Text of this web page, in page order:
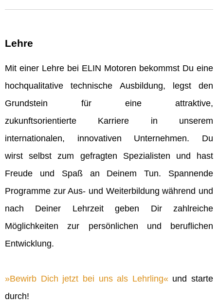
Lehre
Mit einer Lehre bei ELIN Motoren bekommst Du eine
hochqualitative technische Ausbildung, legst den
Grundstein für eine attraktive,
zukunftsorientierte Karriere in unserem
internationalen, innovativen Unternehmen. Du
wirst selbst zum gefragten Spezialisten und hast
Freude und Spaß an Deinem Tun. Spannende
Programme zur Aus- und Weiterbildung während und
nach Deiner Lehrzeit geben Dir zahlreiche
Möglichkeiten zur persönlichen und beruflichen
Entwicklung.
Bewirb Dich jetzt bei uns als Lehrling und starte
durch!